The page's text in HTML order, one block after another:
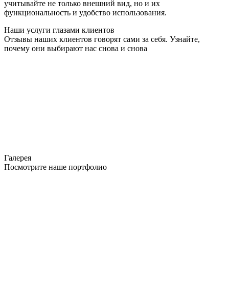
учитывайте не только внешний вид, но и их
функциональность и удобство использования.
Наши услуги глазами клиентов
Отзывы наших клиентов говорят сами за себя. Узнайте,
почему они выбирают нас снова и снова
Галерея
Посмотрите наше портфолио